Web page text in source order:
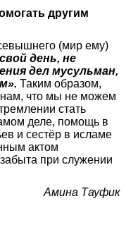
другим
(мир ему)
день, не
дел мусульман,
Таким образом,
что мы не можем
стать
деле, помощь в
и сестёр в исламе
актом
при служении
Амина Тауфик